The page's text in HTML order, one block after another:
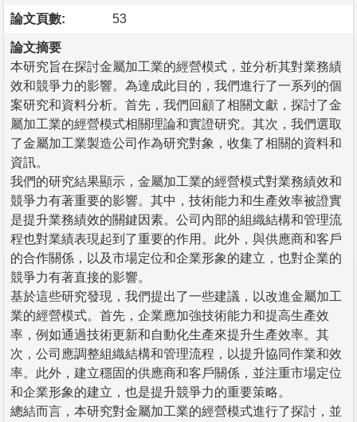
論文頁數: 53
論文摘要
本研究旨在探討金屬加工業的經營模式，並分析其對業務績
效和競爭力的影響。為達成此目的，我們進行了一系列的個
案研究和資料分析。首先，我們回顧了相關文獻，探討了金
屬加工業的經營模式相關理論和實證研究。其次，我們選取
了金屬加工業製造公司作為研究對象，收集了相關的資料和
資訊。
我們的研究結果顯示，金屬加工業的經營模式對業務績效和
競爭力有著重要的影響。其中，技術能力和生產效率被證實
是提升業務績效的關鍵因素。公司內部的組織結構和管理流
程也對業績表現起到了重要的作用。此外，與供應商和客戶
的合作關係，以及市場定位和企業形象的建立，也對企業的
競爭力有著直接的影響。
基於這些研究發現，我們提出了一些建議，以改進金屬加工
業的經營模式。首先，企業應加強技術能力和提高生產效
率，例如通過技術更新和自動化生產來提升生產效率。其
次，公司應調整組織結構和管理流程，以提升協同作業和效
率。此外，建立穩固的供應商和客戶關係，並注重市場定位
和企業形象的建立，也是提升競爭力的重要策略。
總結而言，本研究對金屬加工業的經營模式進行了探討，並